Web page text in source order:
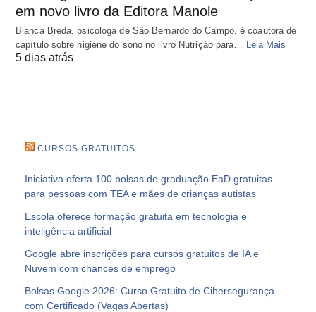
em novo livro da Editora Manole
Bianca Breda, psicóloga de São Bernardo do Campo, é coautora de
capítulo sobre higiene do sono no livro Nutrição para…
Leia Mais
5 dias atrás
CURSOS GRATUITOS
Iniciativa oferta 100 bolsas de graduação EaD gratuitas
para pessoas com TEA e mães de crianças autistas
Escola oferece formação gratuita em tecnologia e
inteligência artificial
Google abre inscrições para cursos gratuitos de IA e
Nuvem com chances de emprego
Bolsas Google 2026: Curso Gratuito de Cibersegurança
com Certificado (Vagas Abertas)